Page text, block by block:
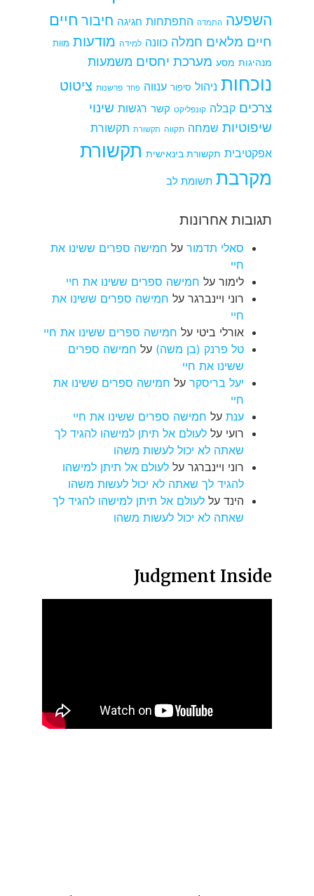
השפעה התמדה התפתחות חגיגה חיבור חיים
חיים מלאים חמלה כוונה למידה מודעות מוות
מנהיגות מסע מערכת יחסים משמעות
נוכחות ניהול סיפור ענווה פחד פרשנות ציטוט
צרכים קבלה קונפליקט קשר רגשות שינוי
שיפוטיות שמחה תקווה תקשורת תקשורת
אפקטיבית תקשורת בינאישית תקשורת
מקרבת תשומת לב
תגובות אחרונות
סאלי תדמור על חמישה ספרים ששינו את
חיי
לימור על חמישה ספרים ששינו את חיי
רוני ויינברגר על חמישה ספרים ששינו את
חיי
אורלי ביטי על חמישה ספרים ששינו את חיי
טל פרנק (בן משה) על חמישה ספרים
ששינו את חיי
יעל בריסקר על חמישה ספרים ששינו את
חיי
ענת על חמישה ספרים ששינו את חיי
רועי על לעולם אל תיתן למישהו להגיד לך
שאתה לא יכול לעשות משהו
רוני ויינברגר על לעולם אל תיתן למישהו
להגיד לך שאתה לא יכול לעשות משהו
הינד על לעולם אל תיתן למישהו להגיד לך
שאתה לא יכול לעשות משהו
Judgment Inside